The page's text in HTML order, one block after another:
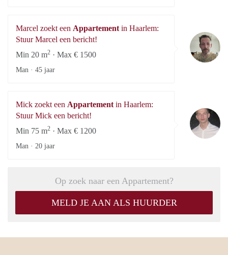
Marcel zoekt een Appartement in Haarlem:
Stuur Marcel een bericht!
Min 20 m2 · Max € 1500
Man · 45 jaar
Mick zoekt een Appartement in Haarlem:
Stuur Mick een bericht!
Min 75 m2 · Max € 1200
Man · 20 jaar
Op zoek naar een Appartement?
MELD JE AAN ALS HUURDER